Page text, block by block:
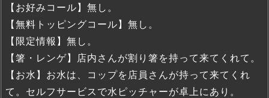
【お好みコール】無し。
【無料トッピングコール】無し。
【限定情報】無し。
【箸・レンゲ】店内さんが割り箸を持って来てくれて。
【お水】お水は、コップを店員さんが持って来てくれ
て。セルフサービスで水ピッチャーが卓上にあり。